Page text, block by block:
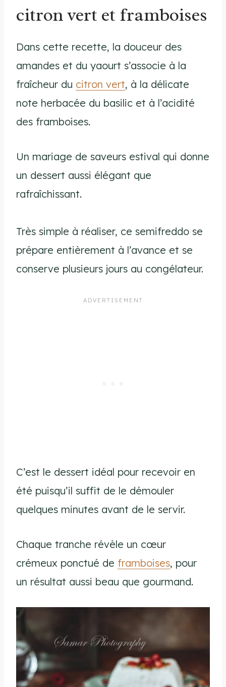
citron vert et framboises
Dans cette recette, la douceur des
amandes et du yaourt s’associe à la
fraîcheur du citron vert, à la délicate
note herbacée du basilic et à l’acidité
des framboises.
Un mariage de saveurs estival qui donne
un dessert aussi élégant que
rafraîchissant.
Très simple à réaliser, ce semifreddo se
prépare entièrement à l’avance et se
conserve plusieurs jours au congélateur.
C’est le dessert idéal pour recevoir en
été puisqu’il suffit de le démouler
quelques minutes avant de le servir.
Chaque tranche révèle un cœur
crémeux ponctué de framboises, pour
un résultat aussi beau que gourmand.